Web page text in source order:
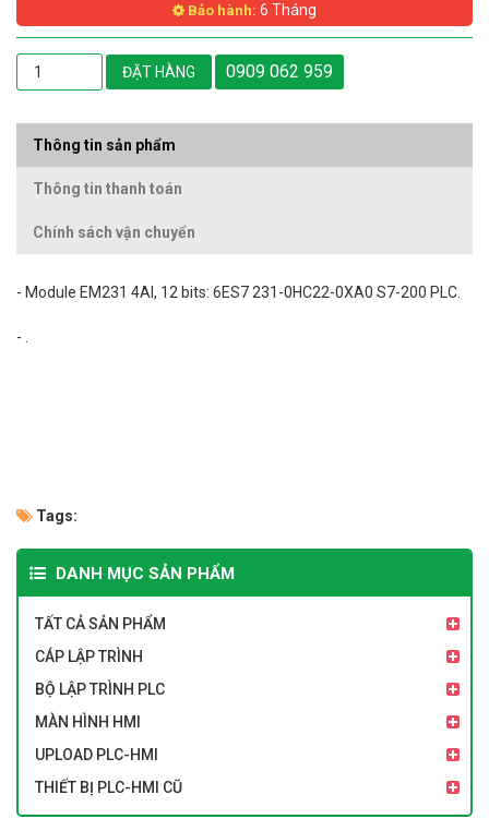
Bảo hành: 6 Tháng
ĐẶT HÀNG 0909 062 959
Thông tin sản phẩm
Thông tin thanh toán
Chính sách vận chuyển
- Module EM231 4AI, 12 bits: 6ES7 231-0HC22-0XA0 S7-200 PLC.
- .
Tags:
DANH MỤC SẢN PHẨM
TẤT CẢ SẢN PHẨM
CÁP LẬP TRÌNH
BỘ LẬP TRÌNH PLC
MÀN HÌNH HMI
UPLOAD PLC-HMI
THIẾT BỊ PLC-HMI CŨ